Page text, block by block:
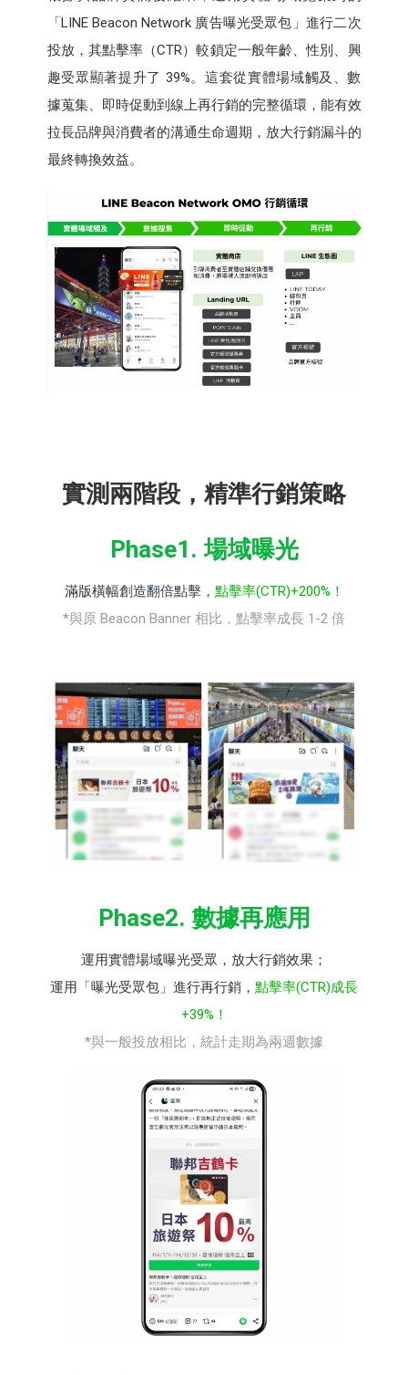
「LINE Beacon Network 廣告曝光受眾包」進行二次
投放，其點擊率（CTR）較鎖定一般年齡、性別、興
趣受眾顯著提升了 39%。這套從實體場域觸及、數
據蒐集、即時促動到線上再行銷的完整循環，能有效
拉長品牌與消費者的溝通生命週期，放大行銷漏斗的
最終轉換效益。
實測兩階段，精準行銷策略
Phase1. 場域曝光
滿版橫幅創造翻倍點擊， 點擊率(CTR)+200%！
*與原 Beacon Banner 相比，點擊率成長 1-2 倍
Phase2. 數據再應用
運用實體場域曝光受眾，放大行銷效果；
運用「曝光受眾包」進行再行銷， 點擊率(CTR)成長
+39%！
*與一般投放相比，統計走期為兩週數據